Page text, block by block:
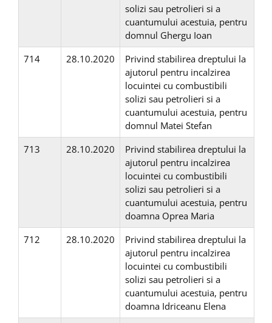
solizi sau petrolieri si a
cuantumului acestuia, pentru
domnul Ghergu Ioan
714
28.10.2020
Privind stabilirea dreptului la
ajutorul pentru incalzirea
locuintei cu combustibili
solizi sau petrolieri si a
cuantumului acestuia, pentru
domnul Matei Stefan
713
28.10.2020
Privind stabilirea dreptului la
ajutorul pentru incalzirea
locuintei cu combustibili
solizi sau petrolieri si a
cuantumului acestuia, pentru
doamna Oprea Maria
712
28.10.2020
Privind stabilirea dreptului la
ajutorul pentru incalzirea
locuintei cu combustibili
solizi sau petrolieri si a
cuantumului acestuia, pentru
doamna Idriceanu Elena